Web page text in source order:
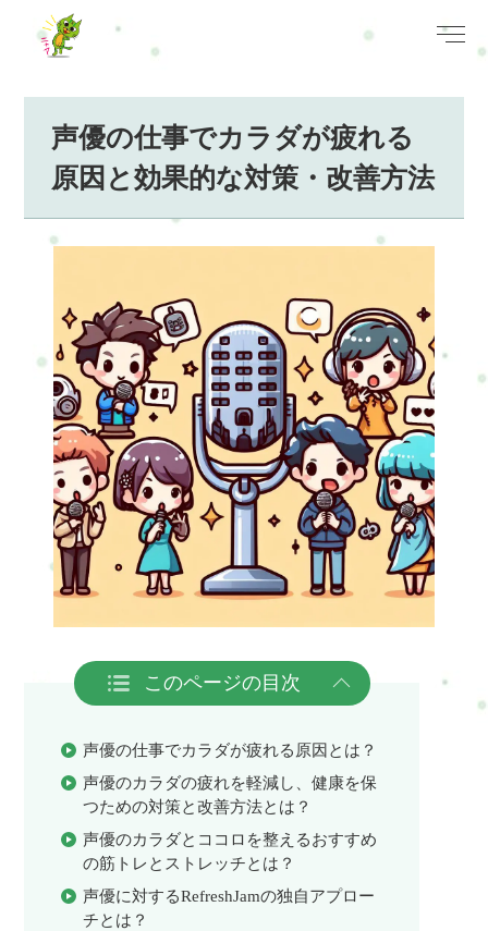
声優の仕事でカラダが疲れる
原因と効果的な対策・改善方法
このページの目次
声優の仕事でカラダが疲れる原因とは？
声優のカラダの疲れを軽減し、健康を保
つための対策と改善方法とは？
声優のカラダとココロを整えるおすすめ
の筋トレとストレッチとは？
声優に対するRefreshJamの独自アプロー
チとは？